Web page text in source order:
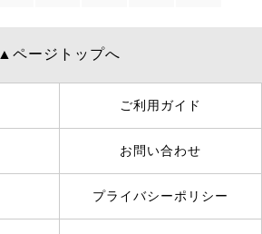
▲ページトップへ
ご利用ガイド
お問い合わせ
プライバシーポリシー